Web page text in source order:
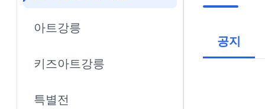
아트강릉
키즈아트강릉
특별전
공지